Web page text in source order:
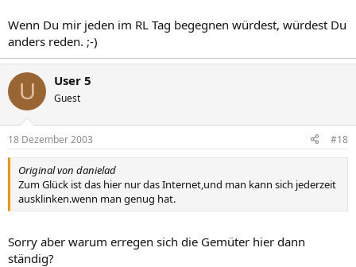
Wenn Du mir jeden im RL Tag begegnen würdest, würdest Du
anders reden. ;-)
U User 5
Guest
18 Dezember 2003 #18
Original von danielad
Zum Glück ist das hier nur das Internet,und man kann sich jederzeit
ausklinken.wenn man genug hat.
Sorry aber warum erregen sich die Gemüter hier dann
ständig?